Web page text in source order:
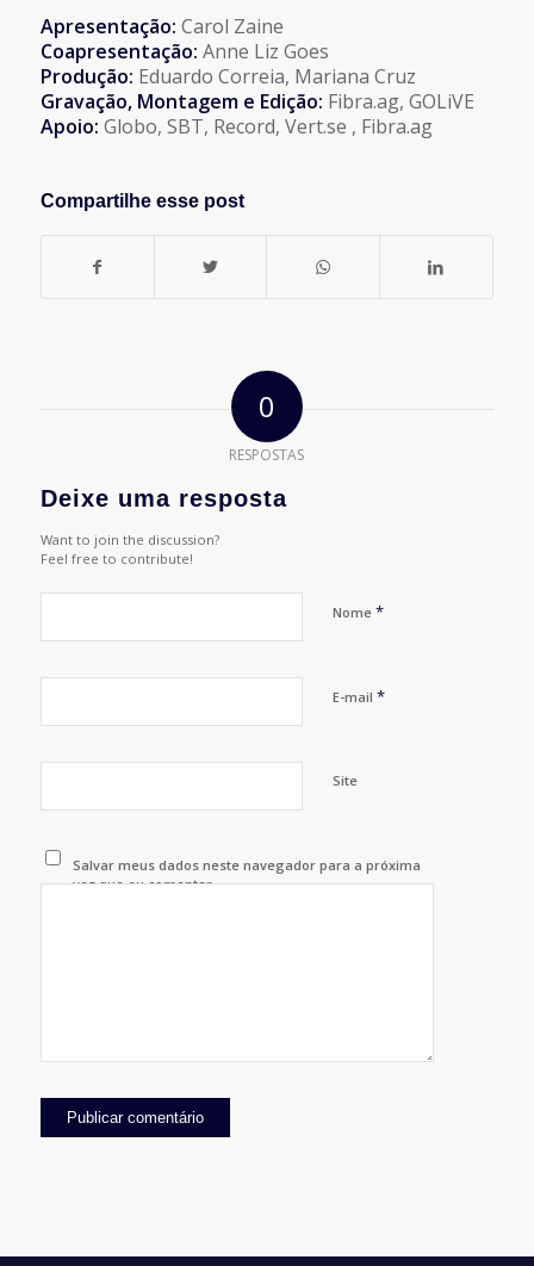
Apresentação: Carol Zaine
Coapresentação: Anne Liz Goes
Produção: Eduardo Correia, Mariana Cruz
Gravação, Montagem e Edição: Fibra.ag, GOLiVE
Apoio: Globo, SBT, Record, Vert.se , Fibra.ag
Compartilhe esse post
0
RESPOSTAS
Deixe uma resposta
Want to join the discussion?
Feel free to contribute!
Nome *
E-mail *
Site
Salvar meus dados neste navegador para a próxima
vez que eu comentar.